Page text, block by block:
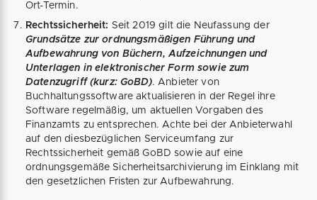
Ort-Termin.
Rechtssicherheit: Seit 2019 gilt die Neufassung der
Grundsätze zur ordnungsmäßigen Führung und
Aufbewahrung von Büchern, Aufzeichnungen und
Unterlagen in elektronischer Form sowie zum
Datenzugriff (kurz: GoBD). Anbieter von
Buchhaltungssoftware aktualisieren in der Regel ihre
Software regelmäßig, um aktuellen Vorgaben des
Finanzamts zu entsprechen. Achte bei der Anbieterwahl
auf den diesbezüglichen Serviceumfang zur
Rechtssicherheit gemäß GoBD sowie auf eine
ordnungsgemäße Sicherheitsarchivierung im Einklang mit
den gesetzlichen Fristen zur Aufbewahrung.